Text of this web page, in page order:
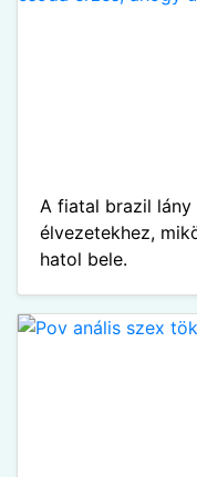
A fiatal brazil lány
élvezetekhez,
hatol bele.